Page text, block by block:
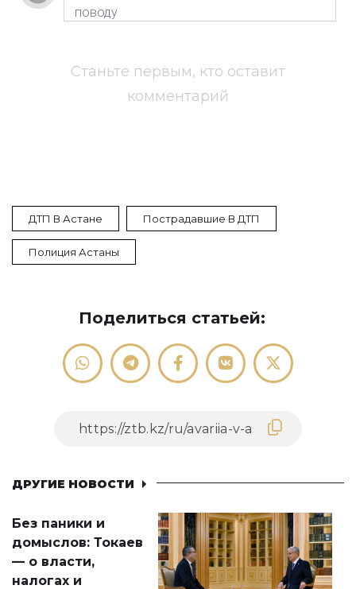
Станьте первым, кто оставит
комментарий
ДТП В Астане Пострадавшие В ДТП
Полиция Астаны
Поделиться статьей:
ДРУГИЕ НОВОСТИ
Без паники и
домыслов: Токаев
— о власти,
налогах и